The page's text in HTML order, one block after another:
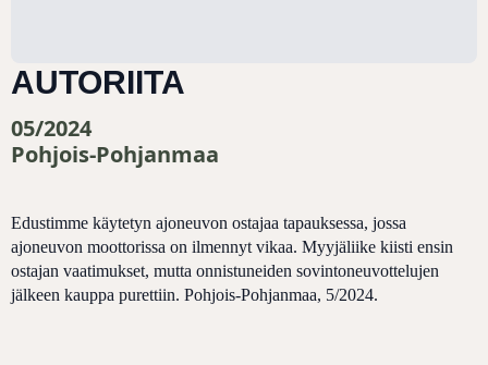
AUTORIITA
05/2024
Pohjois-Pohjanmaa
Edustimme käytetyn ajoneuvon ostajaa tapauksessa, jossa
ajoneuvon moottorissa on ilmennyt vikaa. Myyjäliike kiisti ensin
ostajan vaatimukset, mutta onnistuneiden sovintoneuvottelujen
jälkeen kauppa purettiin. Pohjois-Pohjanmaa, 5/2024.